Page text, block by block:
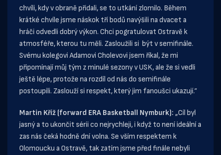
chvíli, kdy v obraně přidali, se to utkání zlomilo. Během
krátké chvíle jsme náskok tří bodů navýšili na dvacet a
hráči odvedli dobrý výkon. Chci pogratulovat Ostravě k
atmosféře, kterou tu měli. Zasloužili si být v semifinále.
Svému kolegovi Adamovi Cholevovi jsem říkal, že mi
připomínají můj tým z minulé sezony v USK, ale že si vedli
ještě lépe, protože na rozdíl od nás do semifinále
postoupili. Zaslouží si respekt, který jim fanoušci ukazují.”
Martin Kříž (forward ERA Basketball Nymburk): „Cíl byl
jasný a to ukončit sérii co nejrychleji, i když to není ideální a
zas nás čeká hodně dní volna. Se vším respektem k
Olomoucku a Ostravě, tak zatím jsme před finále nebyli